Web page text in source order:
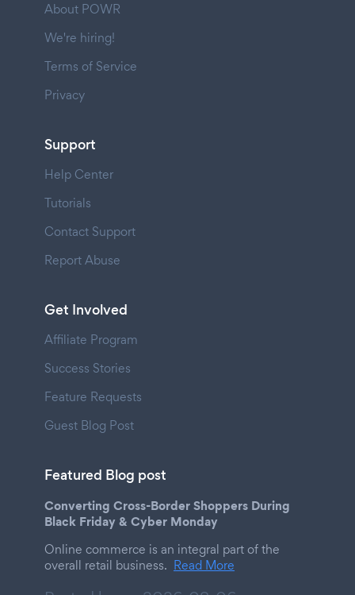
About POWR
We're hiring!
Terms of Service
Privacy
Support
Help Center
Tutorials
Contact Support
Report Abuse
Get Involved
Affiliate Program
Success Stories
Feature Requests
Guest Blog Post
Featured Blog post
Converting Cross-Border Shoppers During
Black Friday & Cyber Monday
Online commerce is an integral part of the
overall retail business. Read More